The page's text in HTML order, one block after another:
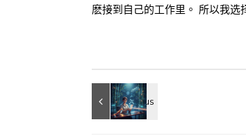
麽接到自己的工作里。 所以我